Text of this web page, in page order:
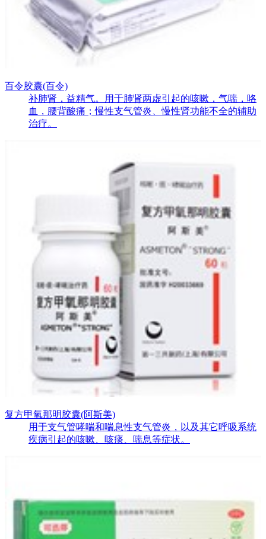
百令胶囊(百令)
补肺肾，益精气。用于肺肾两虚引起的咳嗽，气喘，咯
血，腰背酸痛；慢性支气管炎、慢性肾功能不全的辅助
治疗。
复方甲氧那明胶囊(阿斯美)
用于支气管哮喘和喘息性支气管炎，以及其它呼吸系统
疾病引起的咳嗽、咳痰、喘息等症状。